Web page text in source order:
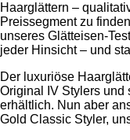
Haarglättern –
Preissegment zu
unseres Glätteisen-
jeder Hinsicht – und
Der luxuriöse
Original IV Stylers und
erhältlich. Nun aber
Gold Classic Styler,